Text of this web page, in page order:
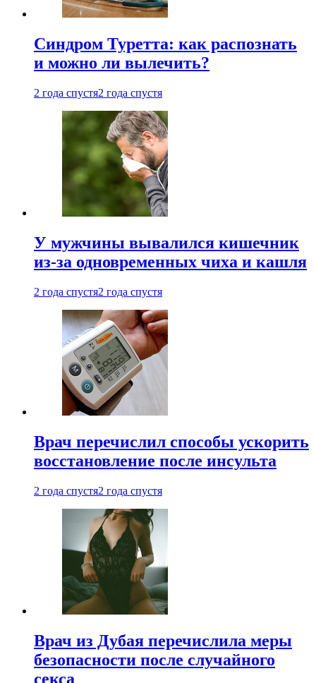
Синдром Туретта: как распознать
и можно ли вылечить?
2 года спустя2 года спустя
У мужчины вывалился кишечник
из-за одновременных чиха и кашля
2 года спустя2 года спустя
Врач перечислил способы ускорить
восстановление после инсульта
2 года спустя2 года спустя
Врач из Дубая перечислила меры
безопасности после случайного
секса